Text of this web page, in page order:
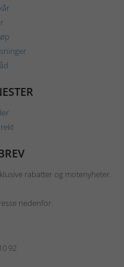
rabatter og motenyheter.
nedenfor.
92